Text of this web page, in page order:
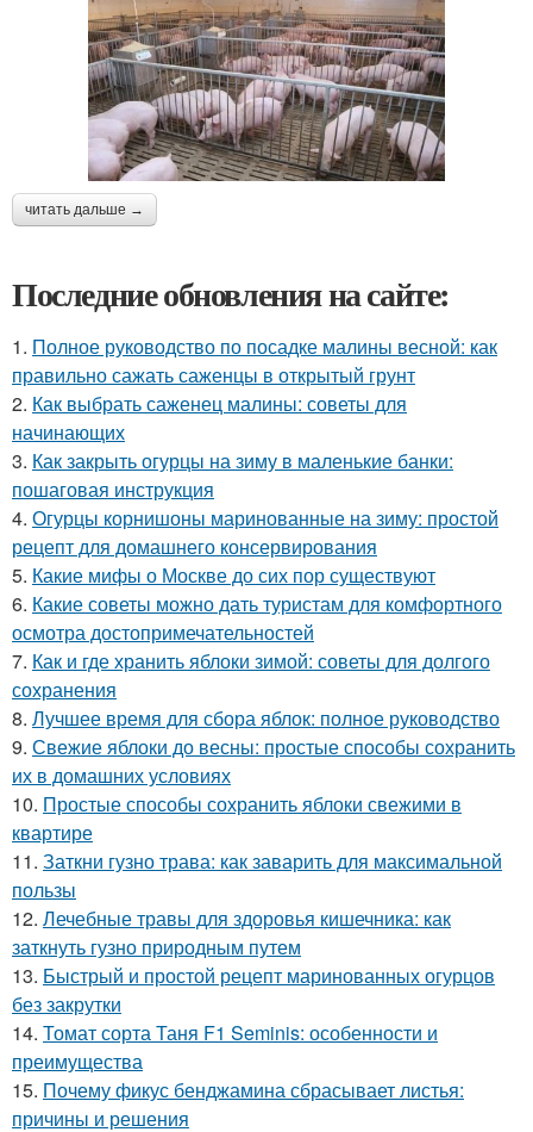
читать дальше →
Последние обновления на сайте:
1. Полное руководство по посадке малины весной: как
правильно сажать саженцы в открытый грунт
2. Как выбрать саженец малины: советы для
начинающих
3. Как закрыть огурцы на зиму в маленькие банки:
пошаговая инструкция
4. Огурцы корнишоны маринованные на зиму: простой
рецепт для домашнего консервирования
5. Какие мифы о Москве до сих пор существуют
6. Какие советы можно дать туристам для комфортного
осмотра достопримечательностей
7. Как и где хранить яблоки зимой: советы для долгого
сохранения
8. Лучшее время для сбора яблок: полное руководство
9. Свежие яблоки до весны: простые способы сохранить
их в домашних условиях
10. Простые способы сохранить яблоки свежими в
квартире
11. Заткни гузно трава: как заварить для максимальной
пользы
12. Лечебные травы для здоровья кишечника: как
заткнуть гузно природным путем
13. Быстрый и простой рецепт маринованных огурцов
без закрутки
14. Томат сорта Таня F1 Seminis: особенности и
преимущества
15. Почему фикус бенджамина сбрасывает листья:
причины и решения